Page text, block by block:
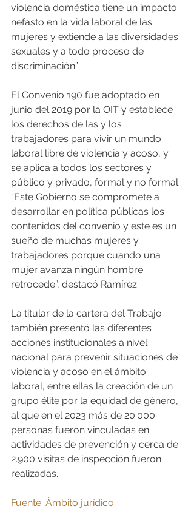
violencia doméstica tiene un impacto
nefasto en la vida laboral de las
mujeres y extiende a las diversidades
sexuales y a todo proceso de
discriminación”.
El Convenio 190 fue adoptado en
junio del 2019 por la OIT y establece
los derechos de las y los
trabajadores para vivir un mundo
laboral libre de violencia y acoso, y
se aplica a todos los sectores y
público y privado, formal y no formal.
“Este Gobierno se compromete a
desarrollar en política públicas los
contenidos del convenio y este es un
sueño de muchas mujeres y
trabajadores porque cuando una
mujer avanza ningún hombre
retrocede”, destacó Ramírez.
La titular de la cartera del Trabajo
también presentó las diferentes
acciones institucionales a nivel
nacional para prevenir situaciones de
violencia y acoso en el ámbito
laboral, entre ellas la creación de un
grupo élite por la equidad de género,
al que en el 2023 más de 20.000
personas fueron vinculadas en
actividades de prevención y cerca de
2.900 visitas de inspección fueron
realizadas.
Fuente: Ámbito jurídico